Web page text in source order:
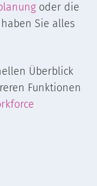
oder die
haben Sie alles
Überblick
Funktionen